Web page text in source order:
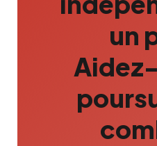
un